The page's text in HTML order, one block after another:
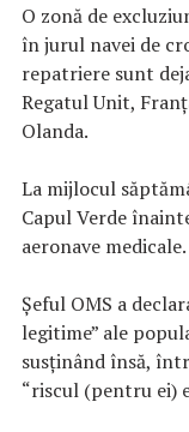
O zonă de
în jurul navei de
repatriere sunt
Regatul Unit,
Olanda.
La mijlocul
Capul Verde
aeronave medicale.
Şeful OMS a
legitime” ale
susţinând însă,
“riscul (pentru ei)